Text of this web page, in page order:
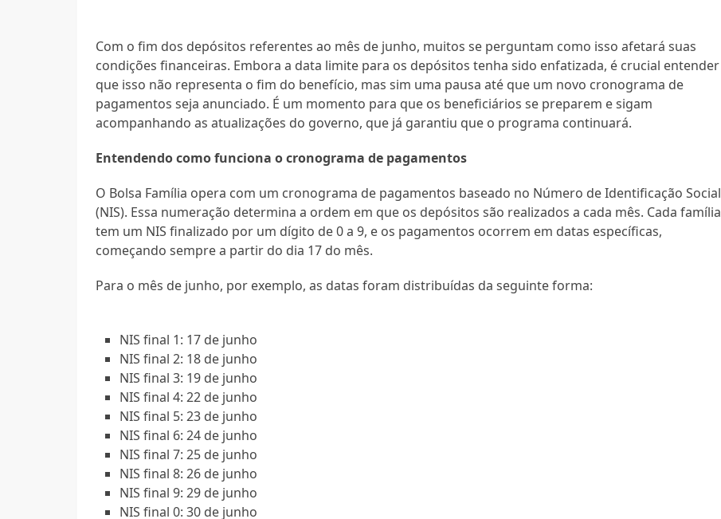
Com o fim dos depósitos referentes ao mês de junho, muitos se perguntam como isso afetará suas
condições financeiras. Embora a data limite para os depósitos tenha sido enfatizada, é crucial entender
que isso não representa o fim do benefício, mas sim uma pausa até que um novo cronograma de
pagamentos seja anunciado. É um momento para que os beneficiários se preparem e sigam
acompanhando as atualizações do governo, que já garantiu que o programa continuará.
Entendendo como funciona o cronograma de pagamentos
O Bolsa Família opera com um cronograma de pagamentos baseado no Número de Identificação Social
(NIS). Essa numeração determina a ordem em que os depósitos são realizados a cada mês. Cada família
tem um NIS finalizado por um dígito de 0 a 9, e os pagamentos ocorrem em datas específicas,
começando sempre a partir do dia 17 do mês.
Para o mês de junho, por exemplo, as datas foram distribuídas da seguinte forma:
NIS final 1: 17 de junho
NIS final 2: 18 de junho
NIS final 3: 19 de junho
NIS final 4: 22 de junho
NIS final 5: 23 de junho
NIS final 6: 24 de junho
NIS final 7: 25 de junho
NIS final 8: 26 de junho
NIS final 9: 29 de junho
NIS final 0: 30 de junho